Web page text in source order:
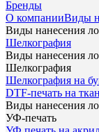
Бренды
О компанииВиды
Виды нанесения
Шелкография
Виды нанесения
Шелкография
Шелкография на
DTF-печать на
Виды нанесения
УФ-печать